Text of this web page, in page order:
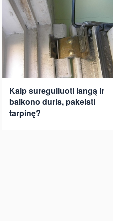
Kaip sureguliuoti langą ir
balkono duris, pakeisti
tarpinę?